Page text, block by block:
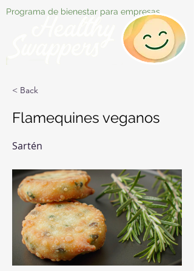
Programa de bienestar para empresas
< Back
Flamequines veganos
Sartén